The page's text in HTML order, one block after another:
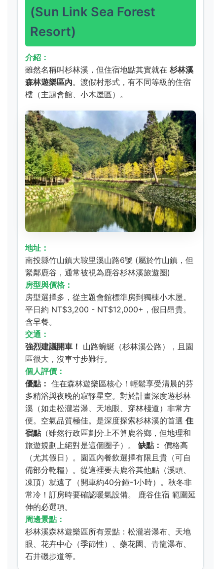
(Sun Link Sea Forest
Resort)
介紹：
雖然名稱叫杉林溪，但住宿地點其實就在 杉林溪
森林遊樂區內。渡假村形式，有不同等級的住宿
樓（主題會館、小木屋區）。
地址：
南投縣竹山鎮大鞍里溪山路6號 (屬於竹山鎮，但
緊鄰鹿谷，通常被視為鹿谷杉林溪旅遊圈)
房型與價格：
房型選擇多，從主題會館標準房到獨棟小木屋。
平日約 NT$3,200 - NT$12,000+，假日昂貴。
含早餐。
交通：
強烈建議開車！ 山路蜿蜒（杉林溪公路），且園
區很大，沒車寸步難行。
個人評價：
優點： 住在森林遊樂區核心！輕鬆享受清晨的芬
多精浴與夜晚的寂靜星空。對於計畫深度遊杉林
溪（如走松瀧岩瀑、天地眼、穿林棧道）非常方
便。空氣品質極佳。是深度探索杉林溪的首選 住
宿點 （雖然行政區劃分上不算鹿谷鄉，但地理和
旅遊規劃上絕對是這個圈子）。 缺點： 價格高
（尤其假日）。園區內餐飲選擇有限且貴（可自
備部分乾糧）。從這裡要去鹿谷其他點（溪頭、
凍頂）就遠了（開車約40分鐘-1小時）。秋冬非
常冷！訂房時要確認暖氣設備。 鹿谷住宿 範圍延
伸的必選項。
周邊景點：
杉林溪森林遊樂區所有景點：松瀧岩瀑布、天地
眼、花卉中心（季節性）、藥花園、青龍瀑布、
石井磯步道等。